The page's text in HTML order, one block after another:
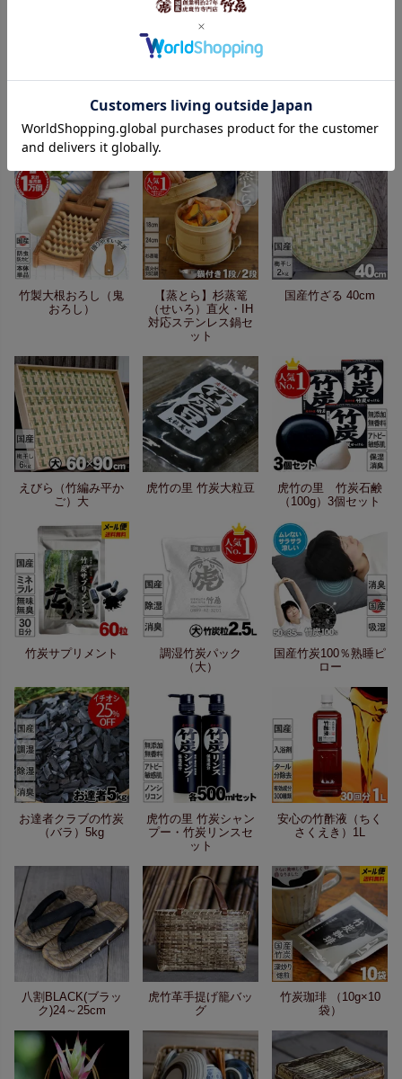
竹炭の洗い水（詰め
替え用）3L
竹製大根おろし（鬼
おろし）と鬼おろし
竹製大根おろし（鬼
おろし）
【蒸とら】杉蒸篭
（せいろ）直火・IH
対応ステンレス鍋セ
ット
国産竹ざる 40cm
えびら（竹編み平か
ご）大
虎竹の里 竹炭大粒豆
虎竹の里 竹炭石鹸
（100g）3個セット
竹炭サプリメント
調湿竹炭パック
（大）
国産竹炭100％熟睡ピ
ロー
お達者クラブの竹炭
（バラ）5kg
虎竹の里 竹炭シャン
プー・竹炭リンスセ
ット
安心の竹酢液（ちく
さくえき）1L
八割BLACK(ブラッ
ク)24～25cm
虎竹革手提げ籠バッ
グ
竹炭珈琲 （10g×10
袋）